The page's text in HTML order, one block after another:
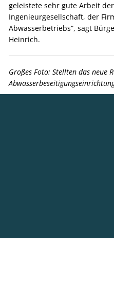
geleistete sehr gute Arbeit
Ingenieurgesellschaft, der
Abwasserbetriebs“, sagt
Heinrich.
Großes Foto: Stellten das neue